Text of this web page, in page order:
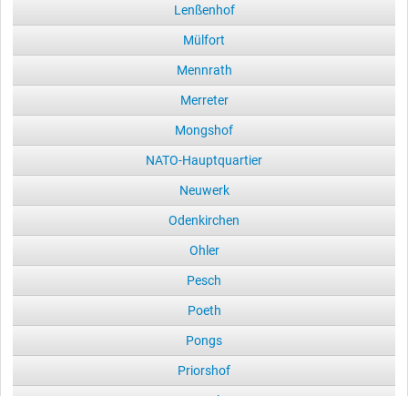
Lenßenhof
Mülfort
Mennrath
Merreter
Mongshof
NATO-Hauptquartier
Neuwerk
Odenkirchen
Ohler
Pesch
Poeth
Pongs
Priorshof